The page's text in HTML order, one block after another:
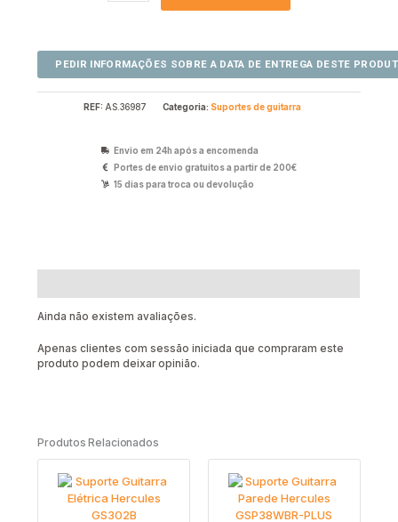
REF: AS.36987 Categoria: Suportes de guitarra
Envio em 24h após a encomenda
Portes de envio gratuitos a partir de 200€
15 dias para troca ou devolução
Ainda não existem avaliações.
Apenas clientes com sessão iniciada que compraram este
produto podem deixar opinião.
Produtos Relacionados